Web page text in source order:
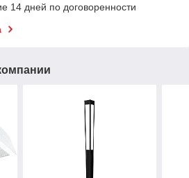
14 дней по договоренности